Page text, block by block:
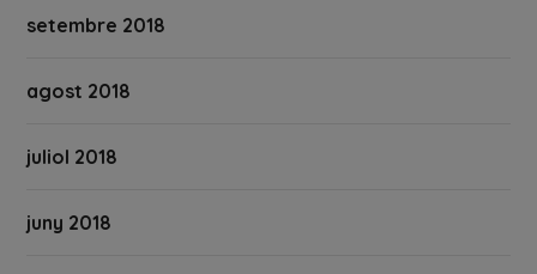
setembre 2018
agost 2018
juliol 2018
juny 2018